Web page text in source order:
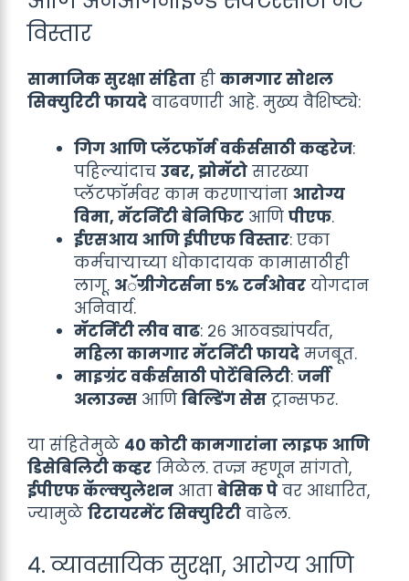
विस्तार
सामाजिक सुरक्षा संहिता ही कामगार सोशल
सिक्युरिटी फायदे वाढवणारी आहे. मुख्य वैशिष्ट्ये:
गिग आणि प्लॅटफॉर्म वर्कर्ससाठी कव्हरेज:
पहिल्यांदाच उबर, झोमॅटो सारख्या
प्लॅटफॉर्मवर काम करणाऱ्यांना आरोग्य
विमा, मॅटर्निटी बेनिफिट आणि पीएफ.
ईएसआय आणि ईपीएफ विस्तार: एका
कर्मचाऱ्याच्या धोकादायक कामासाठीही
लागू. अॅग्रीगेटर्सना ५% टर्नओवर योगदान
अनिवार्य.
मॅटर्निटी लीव वाढ: २६ आठवड्यांपर्यंत,
महिला कामगार मॅटर्निटी फायदे मजबूत.
माइग्रंट वर्कर्ससाठी पोर्टेबिलिटी: जर्नी
अलाउन्स आणि बिल्डिंग सेस ट्रान्सफर.
या संहितेमुळे ४० कोटी कामगारांना लाइफ आणि
डिसेबिलिटी कव्हर मिळेल. तज्ज्ञ म्हणून सांगतो,
ईपीएफ कॅल्क्युलेशन आता बेसिक पे वर आधारित,
ज्यामुळे रिटायरमेंट सिक्युरिटी वाढेल.
४. व्यावसायिक सुरक्षा, आरोग्य आणि